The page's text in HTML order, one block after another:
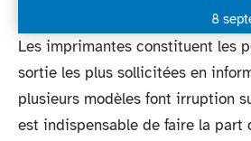
8
Les imprimantes constituent les
sortie les plus sollicitées en
plusieurs modèles font irruption
est indispensable de faire la part